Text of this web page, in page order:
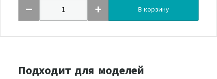
В корзину
Подходит для моделей